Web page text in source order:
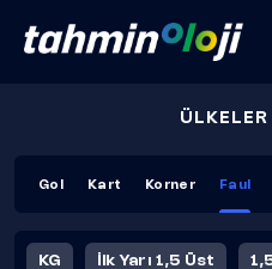
Gol Kart Korner Faul
KG İlk Yarı 1,5 Üst